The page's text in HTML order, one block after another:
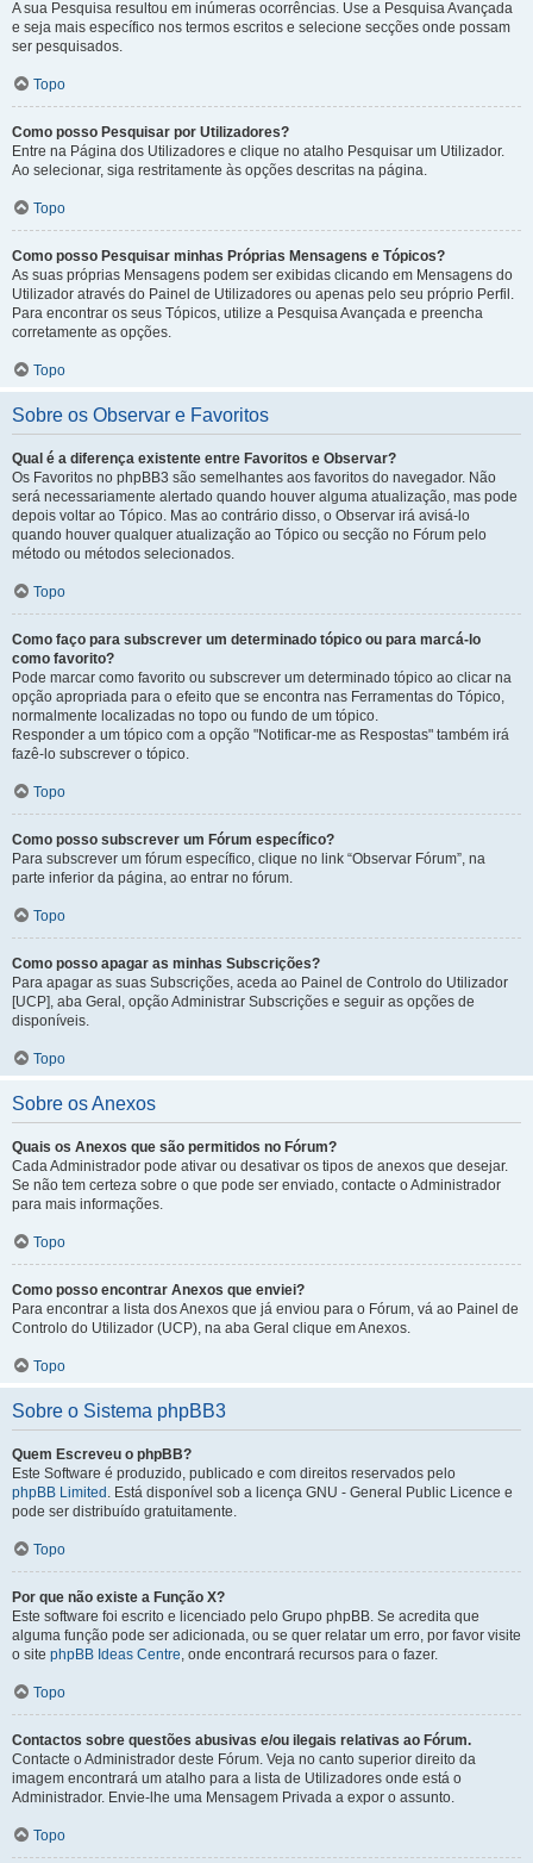
A sua Pesquisa resultou em inúmeras ocorrências. Use a Pesquisa Avançada
e seja mais específico nos termos escritos e selecione secções onde possam
ser pesquisados.
Topo
Como posso Pesquisar por Utilizadores?
Entre na Página dos Utilizadores e clique no atalho Pesquisar um Utilizador.
Ao selecionar, siga restritamente às opções descritas na página.
Topo
Como posso Pesquisar minhas Próprias Mensagens e Tópicos?
As suas próprias Mensagens podem ser exibidas clicando em Mensagens do
Utilizador através do Painel de Utilizadores ou apenas pelo seu próprio Perfil.
Para encontrar os seus Tópicos, utilize a Pesquisa Avançada e preencha
corretamente as opções.
Topo
Sobre os Observar e Favoritos
Qual é a diferença existente entre Favoritos e Observar?
Os Favoritos no phpBB3 são semelhantes aos favoritos do navegador. Não
será necessariamente alertado quando houver alguma atualização, mas pode
depois voltar ao Tópico. Mas ao contrário disso, o Observar irá avisá-lo
quando houver qualquer atualização ao Tópico ou secção no Fórum pelo
método ou métodos selecionados.
Topo
Como faço para subscrever um determinado tópico ou para marcá-lo
como favorito?
Pode marcar como favorito ou subscrever um determinado tópico ao clicar na
opção apropriada para o efeito que se encontra nas Ferramentas do Tópico,
normalmente localizadas no topo ou fundo de um tópico.
Responder a um tópico com a opção "Notificar-me as Respostas" também irá
fazê-lo subscrever o tópico.
Topo
Como posso subscrever um Fórum específico?
Para subscrever um fórum específico, clique no link “Observar Fórum”, na
parte inferior da página, ao entrar no fórum.
Topo
Como posso apagar as minhas Subscrições?
Para apagar as suas Subscrições, aceda ao Painel de Controlo do Utilizador
[UCP], aba Geral, opção Administrar Subscrições e seguir as opções de
disponíveis.
Topo
Sobre os Anexos
Quais os Anexos que são permitidos no Fórum?
Cada Administrador pode ativar ou desativar os tipos de anexos que desejar.
Se não tem certeza sobre o que pode ser enviado, contacte o Administrador
para mais informações.
Topo
Como posso encontrar Anexos que enviei?
Para encontrar a lista dos Anexos que já enviou para o Fórum, vá ao Painel de
Controlo do Utilizador (UCP), na aba Geral clique em Anexos.
Topo
Sobre o Sistema phpBB3
Quem Escreveu o phpBB?
Este Software é produzido, publicado e com direitos reservados pelo
phpBB Limited . Está disponível sob a licença GNU - General Public Licence e
pode ser distribuído gratuitamente.
Topo
Por que não existe a Função X?
Este software foi escrito e licenciado pelo Grupo phpBB. Se acredita que
alguma função pode ser adicionada, ou se quer relatar um erro, por favor visite
o site phpBB Ideas Centre, onde encontrará recursos para o fazer.
Topo
Contactos sobre questões abusivas e/ou ilegais relativas ao Fórum.
Contacte o Administrador deste Fórum. Veja no canto superior direito da
imagem encontrará um atalho para a lista de Utilizadores onde está o
Administrador. Envie-lhe uma Mensagem Privada a expor o assunto.
Topo